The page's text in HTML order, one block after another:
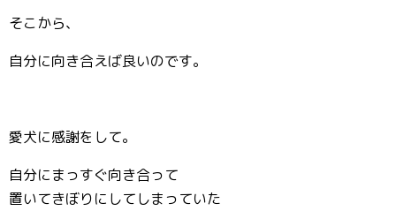
そこから、
自分に向き合えば良いのです。
愛犬に感謝をして。
自分にまっすぐ向き合って
置いてきぼりにしてしまっていた